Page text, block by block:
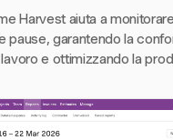
Harvest aiuta a
pause, garantendo la
e ottimizzando la